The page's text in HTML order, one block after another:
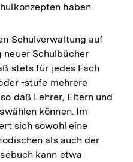
haben.
Schulverwaltung auf
neuer Schulbücher
stets für jedes Fach
-stufe mehrere
daß Lehrer, Eltern und
können. Im
sich sowohl eine
als auch der
kann etwa